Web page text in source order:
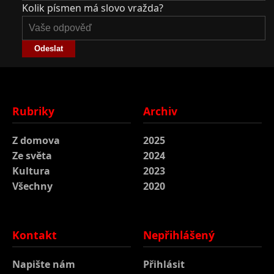
Kolik písmen má slovo vražda?
Odeslat
Rubriky
Z domova
Ze světa
Kultura
Všechny
Archiv
2025
2024
2023
2020
Kontakt
Napište nám
Nepřihlášený
Přihlásit